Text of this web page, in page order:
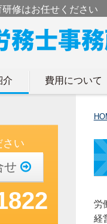
修はお任せください
介 費用について
労
経
さい
せ